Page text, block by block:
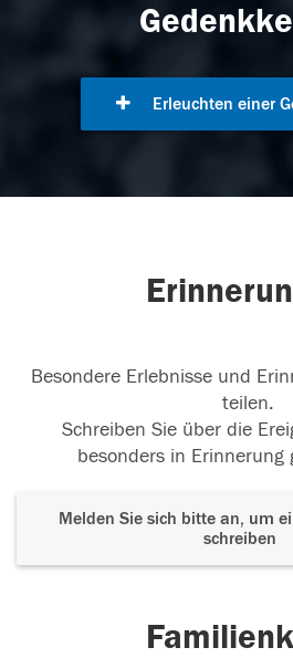
Erleuchten einer
Besondere Erlebnisse und
teilen.
Schreiben Sie über die
besonders in Erinnerung
Melden Sie sich bitte an, um
schreiben